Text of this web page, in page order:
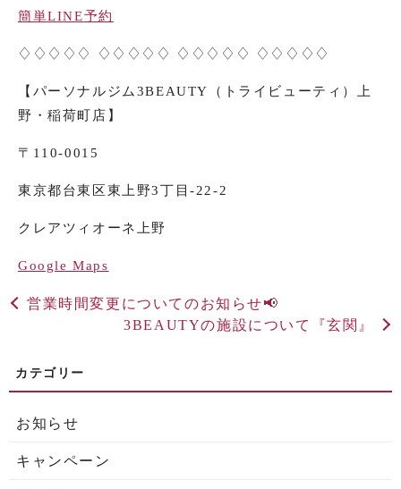
簡単LINE予約
♢♢♢♢♢ ♢♢♢♢♢ ♢♢♢♢♢ ♢♢♢♢♢
【パーソナルジム 3BEAUTY
（トライビューティ）上
野・稲荷町店】
〒 110-0015
東京都台東区東上野3丁目-22-2
クレアツィオーネ上野
Google Maps
営業時間変更についてのお知らせ📢
3BEAUTYの施設について『玄関』
お知らせ
キャンペーン